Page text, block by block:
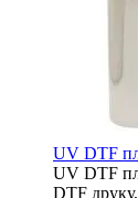
UV DTF
UV DTF
DTF